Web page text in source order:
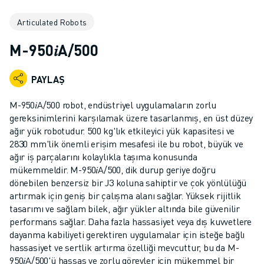
İŞBIRLIKÇI ROBOTLAR
ROBOT KONTROLÖRLERI
ROBOT AKSESUARLARI
ROBOT YAZILIMI
SIMÜLASYON YAZILIMI
EĞITIM AMAÇLI ROBOTIK ÜRÜNLERI
ROBOT OTOMASYONU
ARK KAYNAK ROBOTLARI
EKLEMLI ROBOTLAR
ARC MATE SERISI
M-900 SERISI
DELTA ROBOTLAR
GIDA VE TEMIZ ODA ROBOTLARI
BOYA ROBOTLARI
PALETLEME ROBOTLARI
Articulated Robots
M-950𝑖A/500
PAYLAŞ
M-950𝑖A/500 robot, endüstriyel uygulamaların zorlu
gereksinimlerini karşılamak üzere tasarlanmış, en üst düzey
ağır yük robotudur. 500 kg'lık etkileyici yük kapasitesi ve
2830 mm'lik önemli erişim mesafesi ile bu robot, büyük ve
ağır iş parçalarını kolaylıkla taşıma konusunda
mükemmeldir. M-950𝑖A/500, dik durup geriye doğru
dönebilen benzersiz bir J3 koluna sahiptir ve çok yönlülüğü
artırmak için geniş bir çalışma alanı sağlar. Yüksek rijitlik
tasarımı ve sağlam bilek, ağır yükler altında bile güvenilir
performans sağlar. Daha fazla hassasiyet veya dış kuvvetlere
dayanma kabiliyeti gerektiren uygulamalar için isteğe bağlı
hassasiyet ve sertlik artırma özelliği mevcuttur, bu da M-
950𝑖A/500'ü hassas ve zorlu görevler için mükemmel bir